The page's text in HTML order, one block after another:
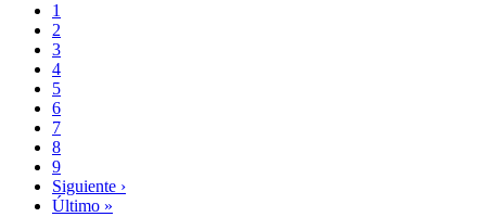
Paginación
Página
actual
1
Page
2
Page
3
Page
4
Page
5
Page
6
Page
7
Page
8
Page
9
Siguiente
página
Siguiente ›
Última
Último »